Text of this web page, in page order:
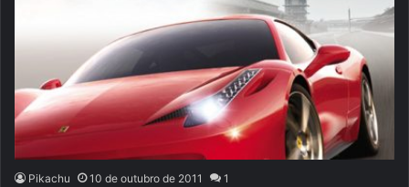
Pikachu 10 de outubro de 2011 1